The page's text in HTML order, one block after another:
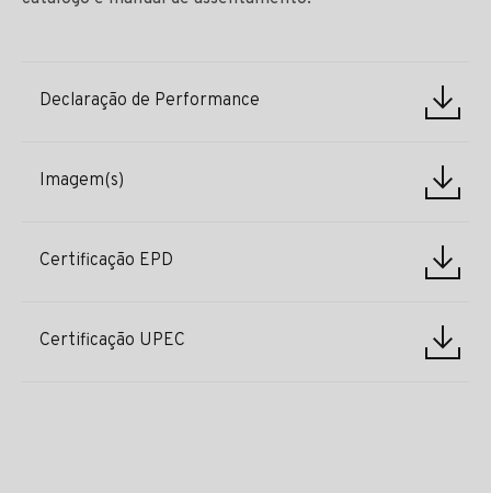
Declaração de Performance
Imagem(s)
Certificação EPD
Certificação UPEC